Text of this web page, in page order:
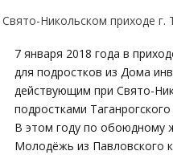
7 января 2018 года в
для подростков из Дома
действующим при Свято-
подростками
В этом году по обоюдному
Молодёжь из Павловского